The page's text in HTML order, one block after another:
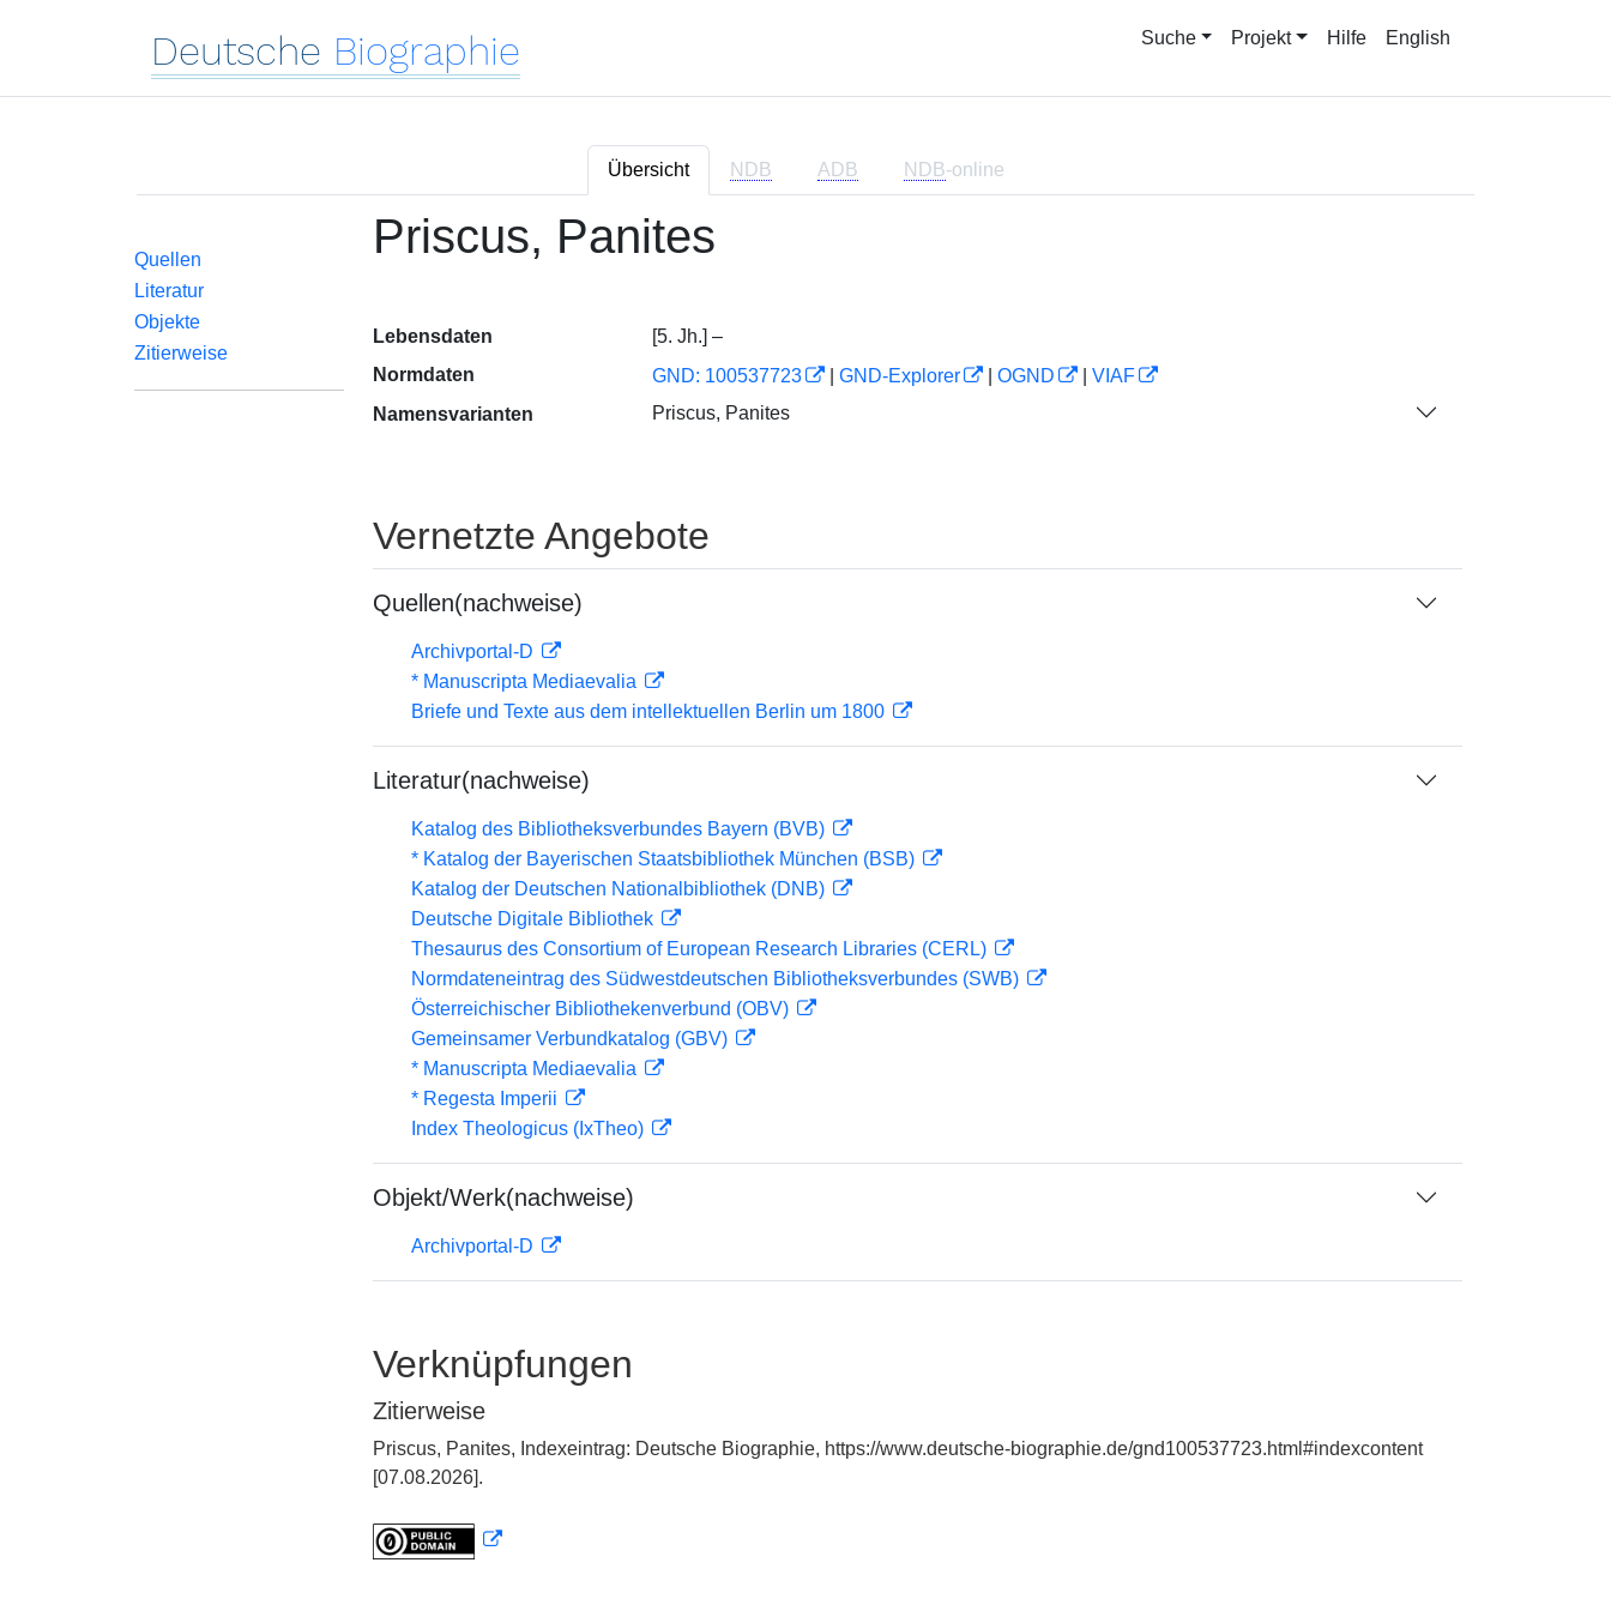
Deutsche Biographie Suche Projekt Hilfe English
Übersicht NDB ADB NDB-online
Quellen
Literatur
Objekte
Zitierweise
Priscus, Panites
Lebensdaten
[5. Jh.] –
Normdaten
GND: 100537723 GND-Explorer OGND
VIAF
Namensvarianten
Priscus, Panites
Vernetzte Angebote
Quellen(nachweise)
Archivportal-D
* Manuscripta Mediaevalia
Briefe und Texte aus dem intellektuellen Berlin um 1800
Literatur(nachweise)
Katalog des Bibliotheksverbundes Bayern (BVB)
* Katalog der Bayerischen Staatsbibliothek München (BSB)
Katalog der Deutschen Nationalbibliothek (DNB)
Deutsche Digitale Bibliothek
Thesaurus des Consortium of European Research Libraries (CERL)
Normdateneintrag des Südwestdeutschen Bibliotheksverbundes (SWB)
Österreichischer Bibliothekenverbund (OBV)
Gemeinsamer Verbundkatalog (GBV)
* Manuscripta Mediaevalia
* Regesta Imperii
Index Theologicus (IxTheo)
Objekt/Werk(nachweise)
Archivportal-D
Verknüpfungen
Zitierweise
Priscus, Panites, Indexeintrag: Deutsche Biographie, https://www.deutsche-biographie.de/gnd100537723.html#indexcontent
[07.08.2026].